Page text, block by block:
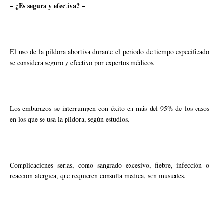
– ¿Es segura y efectiva? –
El uso de la píldora abortiva durante el periodo de tiempo especificado
se considera seguro y efectivo por expertos médicos.
Los embarazos se interrumpen con éxito en más del 95% de los casos
en los que se usa la píldora, según estudios.
Complicaciones serias, como sangrado excesivo, fiebre, infección o
reacción alérgica, que requieren consulta médica, son inusuales.